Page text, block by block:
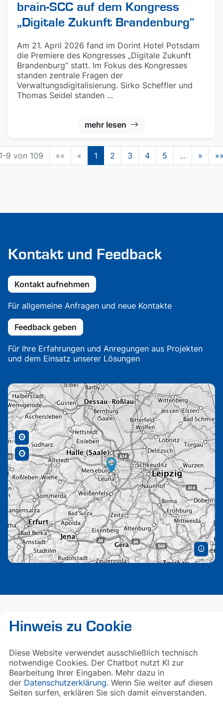
Hinweis zu Cookie
Diese Website verwendet ausschließlich technisch
notwendige Cookies. Der Chatbot nutzt KI zur
Bearbeitung Ihrer Eingaben. Mehr dazu in
der Datenschutzerklärung. Wenn Sie weiter auf diesen
Seiten surfen, erklären Sie sich damit einverstanden.
brain-SCC auf dem Kongress
„Digitale Zukunft Brandenburg“
Am 21. April 2026 fand im Dorint Hotel Potsdam
die Premiere des Kongresses „Digitale Zukunft
Brandenburg” statt. Im Fokus des Kongresses
standen zentrale Fragen der
Verwaltungsdigitalisierung. Sirko Scheffler und
Thomas Seidel standen ...
mehr lesen
9 von 109 «« « 1 2 3 4 5 ... »
Kontakt und Feedback
Kontakt aufnehmen
Für allgemeine Anfragen und neue Kontakte
Feedback geben
Für Ihre Erfahrungen und Anregungen aus Projekten
und dem Einsatz unserer Lösungen